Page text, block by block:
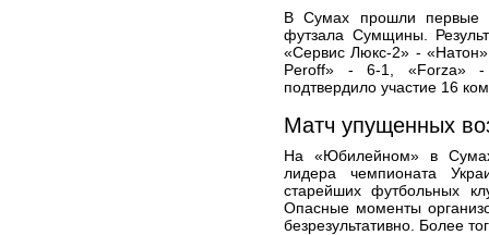
В Сумах прошли первые
футзала Сумщины.
«Сервис Люкс-2» -
Peroff» - 6-1, «Forza»
подтвердило участие 16
Матч упущенных
На «Юбилейном» в
лидера чемпионата
старейших футбольных
Опасные моменты
безрезультативно. Более